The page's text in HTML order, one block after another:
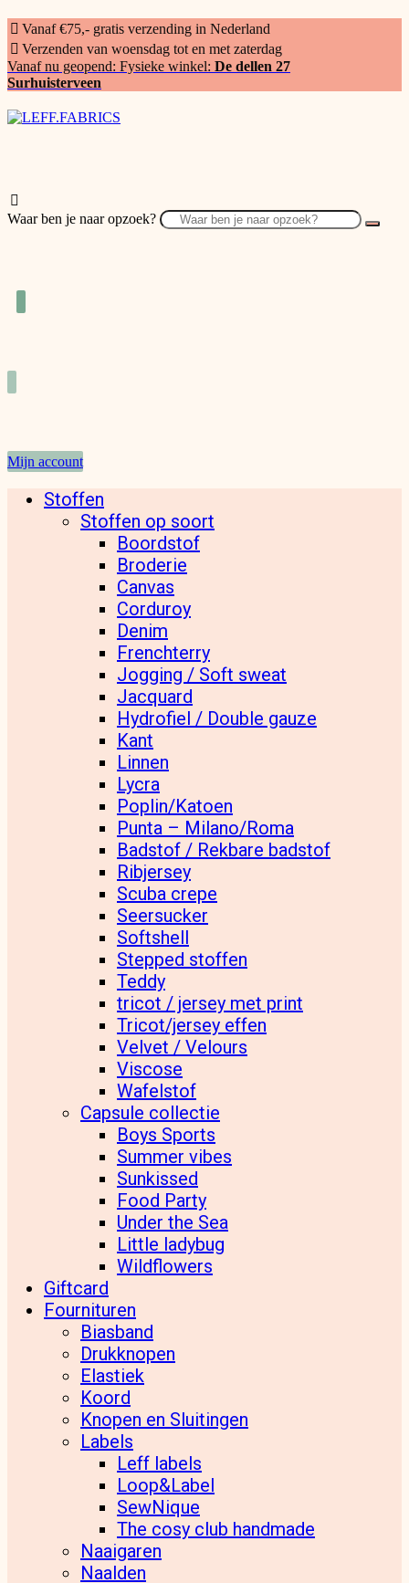
Vanaf €75,- gratis verzending in Nederland
Verzenden van woensdag tot en met zaterdag
Vanaf nu geopend: Fysieke winkel: De dellen 27
Surhuisterveen
Waar ben je naar opzoek?
Mijn account
Stoffen
Stoffen op soort
Boordstof
Broderie
Canvas
Corduroy
Denim
Frenchterry
Jogging / Soft sweat
Jacquard
Hydrofiel / Double gauze
Kant
Linnen
Lycra
Poplin/Katoen
Punta – Milano/Roma
Badstof / Rekbare badstof
Ribjersey
Scuba crepe
Seersucker
Softshell
Stepped stoffen
Teddy
tricot / jersey met print
Tricot/jersey effen
Velvet / Velours
Viscose
Wafelstof
Capsule collectie
Boys Sports
Summer vibes
Sunkissed
Food Party
Under the Sea
Little ladybug
Wildflowers
Giftcard
Fournituren
Biasband
Drukknopen
Elastiek
Koord
Knopen en Sluitingen
Labels
Leff labels
Loop&Label
SewNique
The cosy club handmade
Naaigaren
Naalden